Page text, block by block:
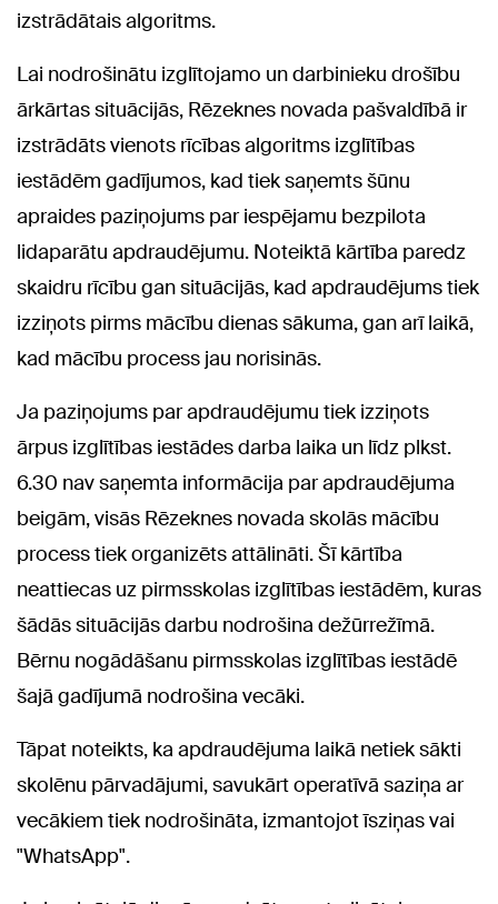
izstrādātais algoritms.
Lai nodrošinātu izglītojamo un darbinieku drošību
ārkārtas situācijās, Rēzeknes novada pašvaldībā ir
izstrādāts vienots rīcības algoritms izglītības
iestādēm gadījumos, kad tiek saņemts šūnu
apraides paziņojums par iespējamu bezpilota
lidaparātu apdraudējumu. Noteiktā kārtība paredz
skaidru rīcību gan situācijās, kad apdraudējums tiek
izziņots pirms mācību dienas sākuma, gan arī laikā,
kad mācību process jau norisinās.
Ja paziņojums par apdraudējumu tiek izziņots
ārpus izglītības iestādes darba laika un līdz plkst.
6.30 nav saņemta informācija par apdraudējuma
beigām, visās Rēzeknes novada skolās mācību
process tiek organizēts attālināti. Šī kārtība
neattiecas uz pirmsskolas izglītības iestādēm, kuras
šādās situācijās darbu nodrošina dežūrrežīmā.
Bērnu nogādāšanu pirmsskolas izglītības iestādē
šajā gadījumā nodrošina vecāki.
Tāpat noteikts, ka apdraudējuma laikā netiek sākti
skolēnu pārvadājumi, savukārt operatīvā saziņa ar
vecākiem tiek nodrošināta, izmantojot īsziņas vai
"WhatsApp".